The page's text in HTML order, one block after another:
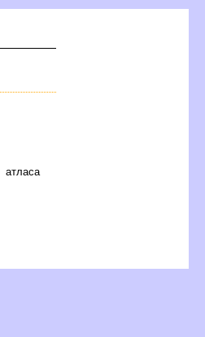
атласа